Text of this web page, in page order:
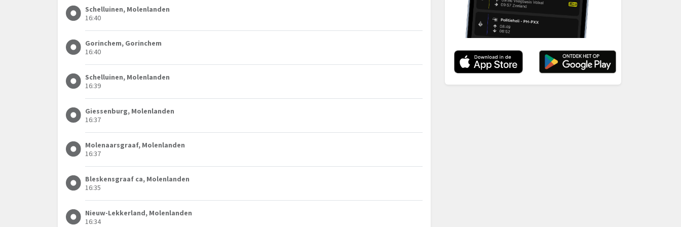
Schelluinen, Molenlanden
16:40
Gorinchem, Gorinchem
16:40
Schelluinen, Molenlanden
16:39
Giessenburg, Molenlanden
16:37
Molenaarsgraaf, Molenlanden
16:37
Bleskensgraaf ca, Molenlanden
16:35
Nieuw-Lekkerland, Molenlanden
16:34